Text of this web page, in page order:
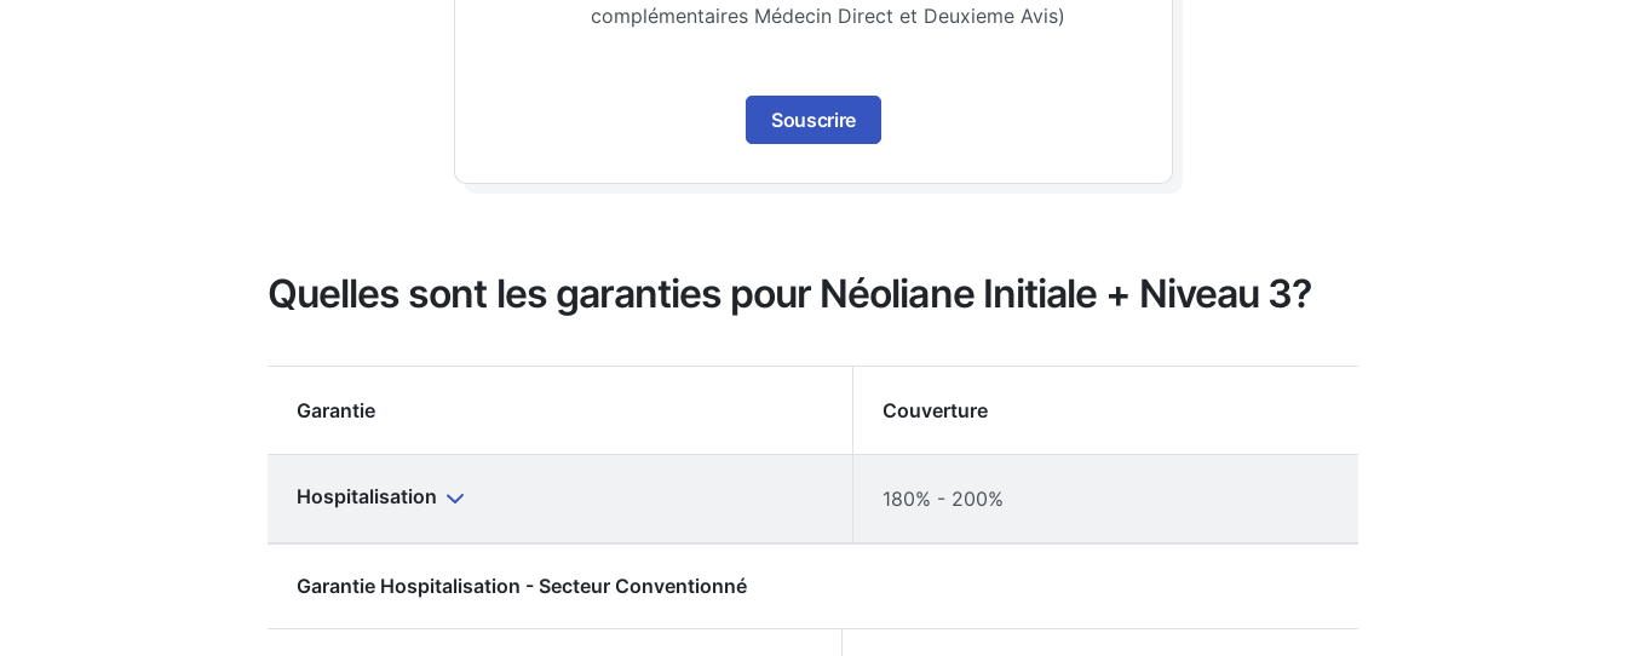
complémentaires Médecin Direct et Deuxieme Avis)
Souscrire
Quelles sont les garanties pour Néoliane Initiale + Niveau 3?
Garantie Couverture
Hospitalisation 180% - 200%
Garantie Hospitalisation - Secteur Conventionné